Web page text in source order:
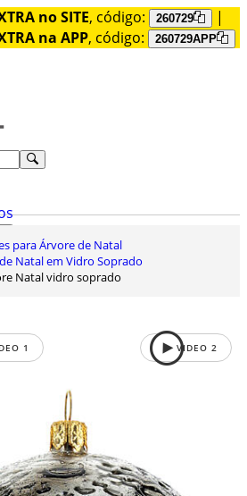
no SITE, código: 260729
|
na APP, código: 260729APP
para Árvore de Natal
Natal em Vidro Soprado
Natal vidro soprado
1 VIDEO 2